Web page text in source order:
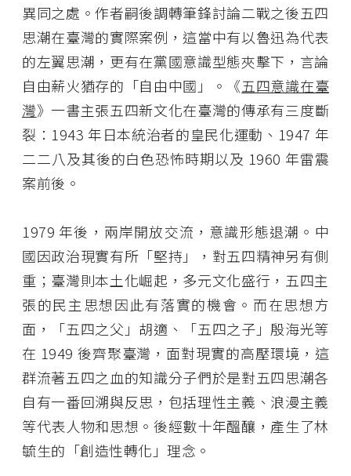
異同之處。作者嗣後調轉筆鋒討論二戰之後五四
思潮在臺灣的實際案例，這當中有以魯迅為代表
的左翼思潮，更有在黨國意識型態夾擊下，言論
自由薪火猶存的「自由中國」。《五四意識在臺
灣》一書主張五四新文化在臺灣的傳承有三度斷
裂： 1943 年日本統治者的皇民化運動、 1947 年
二二八及其後的白色恐怖時期以及 1960 年雷震
案前後。
1979 年後，兩岸開放交流，意識形態退潮。中
國因政治現實有所「堅持」，對五四精神另有側
重；臺灣則本土化崛起，多元文化盛行，五四主
張的民主思想因此有落實的機會。而在思想方
面，「五四之父」胡適、「五四之子」殷海光等
在 1949 後齊聚臺灣，面對現實的高壓環境，這
群流著五四之血的知識分子們於是對五四思潮各
自有一番回溯與反思，包括理性主義、浪漫主義
等代表人物和思想。後經數十年醞釀，產生了林
毓生的「創造性轉化」理念。